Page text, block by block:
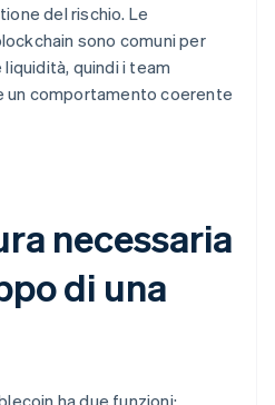
del rischio. Le
sono comuni per
quindi i team
un comportamento coerente
necessaria
di una